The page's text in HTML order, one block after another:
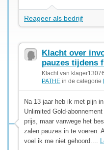
Reageer als bedrijf
Klacht over
pauzes tijdens
Klacht van
PATHE in de categorie
Na 13 jaar heb ik met pijn
Unlimited Gold-
prijs, maar vanwege het
zalen pauzes in te voeren.
voel ik me niet gehoord....